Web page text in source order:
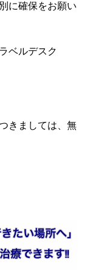
に確保をお願い
ベルデスク
きましては、無